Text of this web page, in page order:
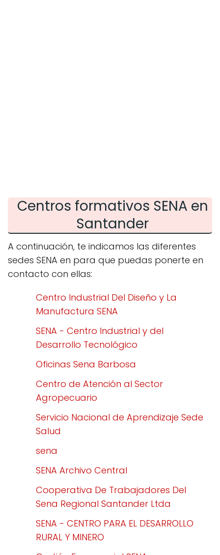
Centros formativos SENA en
Santander
A continuación, te indicamos las diferentes
sedes SENA en para que puedas ponerte en
contacto con ellas:
Centro Industrial Del Diseño y La
Manufactura SENA
SENA - Centro Industrial y del
Desarrollo Tecnológico
Oficinas Sena Barbosa
Centro de Atención al Sector
Agropecuario
Servicio Nacional de Aprendizaje Sede
Salud
sena
SENA Archivo Central
Cooperativa De Trabajadores Del
Sena Regional Santander Ltda
SENA - CENTRO PARA EL DESARROLLO
RURAL Y MINERO